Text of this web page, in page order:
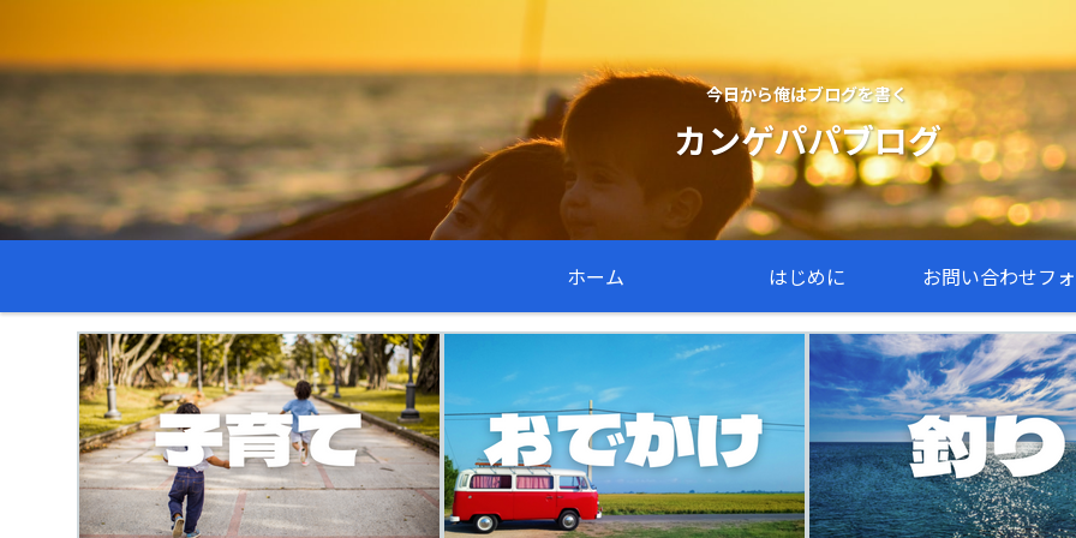
今日から俺はブログを書く
カンゲパパブログ
ホーム はじめに お問い合わせフ